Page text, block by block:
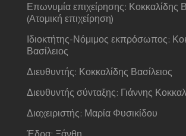
Επωνυμία επιχείρησης: Κοκκαλίδης
(Ατομική επιχείρηση)
Ιδιοκτήτης-Νόμιμος εκπρόσωπος:
Βασίλειος
Διευθυντής: Κοκκαλίδης Βασίλειος
Διευθυντής σύνταξης: Γιάννης
Διαχειριστής: Μαρία Φυσικίδου